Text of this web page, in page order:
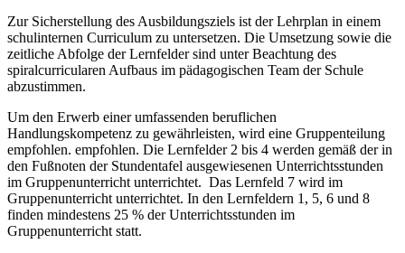
Zur Sicherstellung des Ausbildungsziels ist der Lehrplan in einem
schulinternen Curriculum zu untersetzen. Die Umsetzung sowie die
zeitliche Abfolge der Lernfelder sind unter Beachtung des
spiralcurricularen Aufbaus im pädagogischen Team der Schule
abzustimmen.
Um den Erwerb einer umfassenden beruflichen
Handlungskompetenz zu gewährleisten, wird eine Gruppenteilung
empfohlen. empfohlen. Die Lernfelder 2 bis 4 werden gemäß der in
den Fußnoten der Stundentafel ausgewiesenen Unterrichtsstunden
im Gruppenunterricht unterrichtet. Das Lernfeld 7 wird im
Gruppenunterricht unterrichtet. In den Lernfeldern 1, 5, 6 und 8
finden mindestens 25 % der Unterrichtsstunden im
Gruppenunterricht statt.